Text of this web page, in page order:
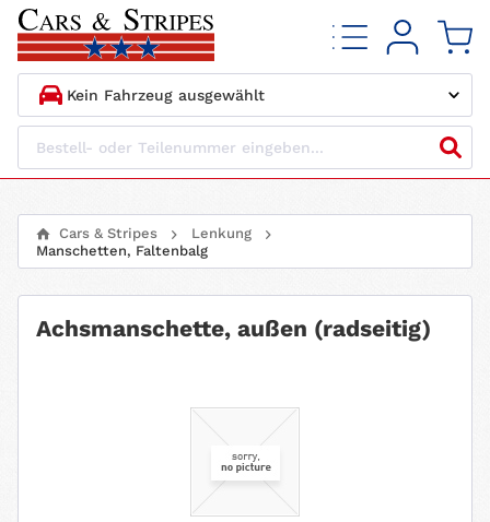
1. HERSTELLER
3. BAUJAHR
4. MOTORTYP
Cars & Stripes
Lenkung
Manschetten, Faltenbalg
Achsmanschette, außen (radseitig)